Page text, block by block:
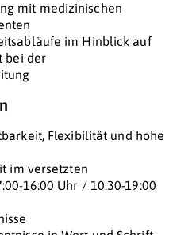
mit medizinischen
im Hinblick auf
bei der
Flexibilität und hohe
im versetzten
16:00 Uhr / 10:30-19:00